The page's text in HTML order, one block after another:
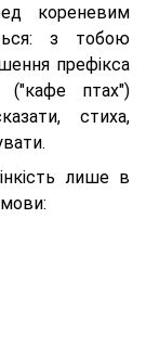
кореневим
з тобою
префікса
птах")
стиха,
лише в
мови: